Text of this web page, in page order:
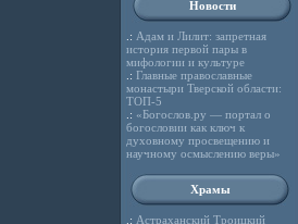
Новости
.: Адам и Лилит: запретная
история первой пары в
мифологии и культуре
.: Главные православные
монастыри Тверской области:
ТОП-5
.: «Богослов.ру — портал о
богословии как ключ к
духовному просвещению и
научному осмыслению веры»
Храмы
.: Астраханский Троицкий